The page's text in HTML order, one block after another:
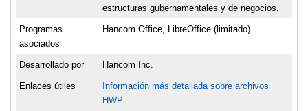
estructuras gubernamentales y de negocios.
Programas
asociados
Hancom Office, LibreOffice (limitado)
Desarrollado por Hancom Inc.
Enlaces útiles
Información más detallada sobre archivos
HWP